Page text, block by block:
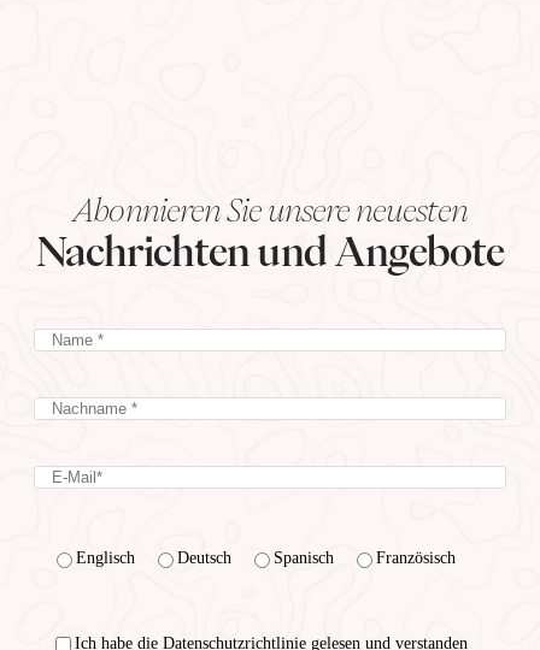
Abonnieren Sie unsere neuesten
Nachrichten und Angebote
Englisch Deutsch Spanisch Französisch
Ich habe die Datenschutzrichtlinie gelesen und verstanden